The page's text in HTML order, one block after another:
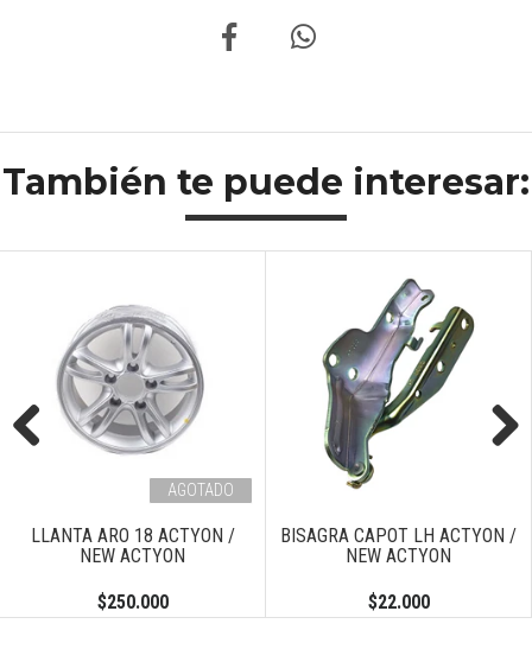
También te puede interesar:
AGOTADO
LLANTA ARO 18 ACTYON /
NEW ACTYON
$250.000
BISAGRA CAPOT LH ACTYON /
NEW ACTYON
$22.000